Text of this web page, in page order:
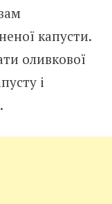
капусти.
оливкової
і